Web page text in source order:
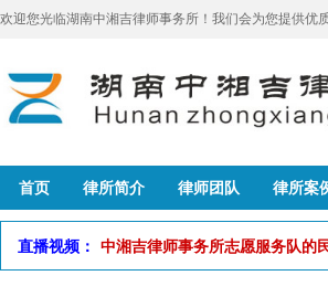
欢迎您光临湖南中湘吉律师事务所！我们会为您提供优
首页 律所简介 律师团队 律所案
直播视频： 中湘吉律师事务所志愿服务队的